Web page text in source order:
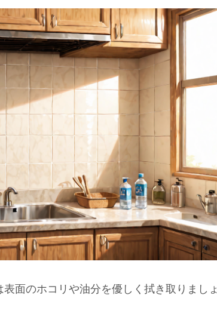
面のホコリや油分を優しく拭き取りましょ